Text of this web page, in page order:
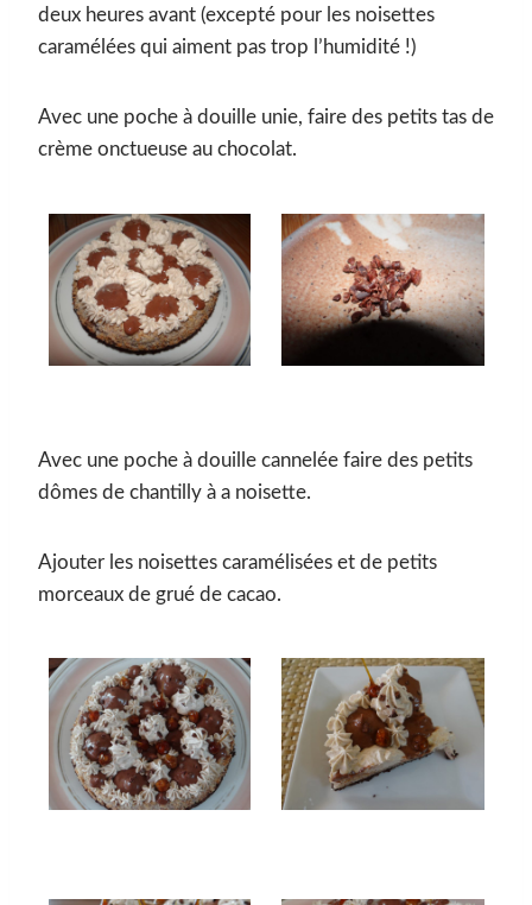
deux heures avant (excepté pour les noisettes
caramélées qui aiment pas trop l’humidité !)
Avec une poche à douille unie, faire des petits tas de
crème onctueuse au chocolat.
Avec une poche à douille cannelée faire des petits
dômes de chantilly à a noisette.
Ajouter les noisettes caramélisées et de petits
morceaux de grué de cacao.